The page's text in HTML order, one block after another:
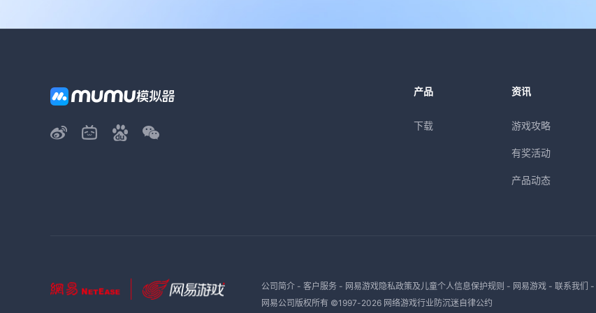
产品
下载
资讯
游戏攻略
有奖活动
产品动态
公司简介- 客户服务- 网易游戏隐私政策及儿童个人信息保护规则 - 网易游戏- 联系我们 -
网易公司版权所有 ©1997-2026 网络游戏行业防沉迷自律公约